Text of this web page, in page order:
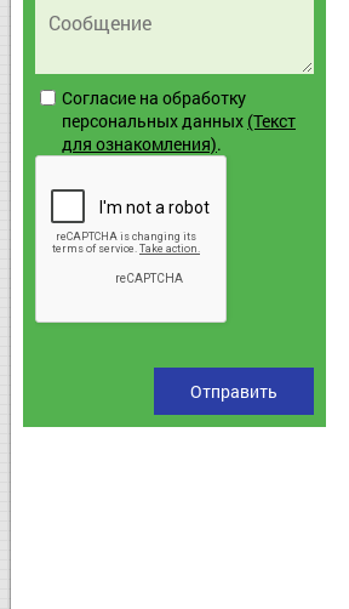
Согласие на обработку
персональных данных (Текст
для ознакомления).